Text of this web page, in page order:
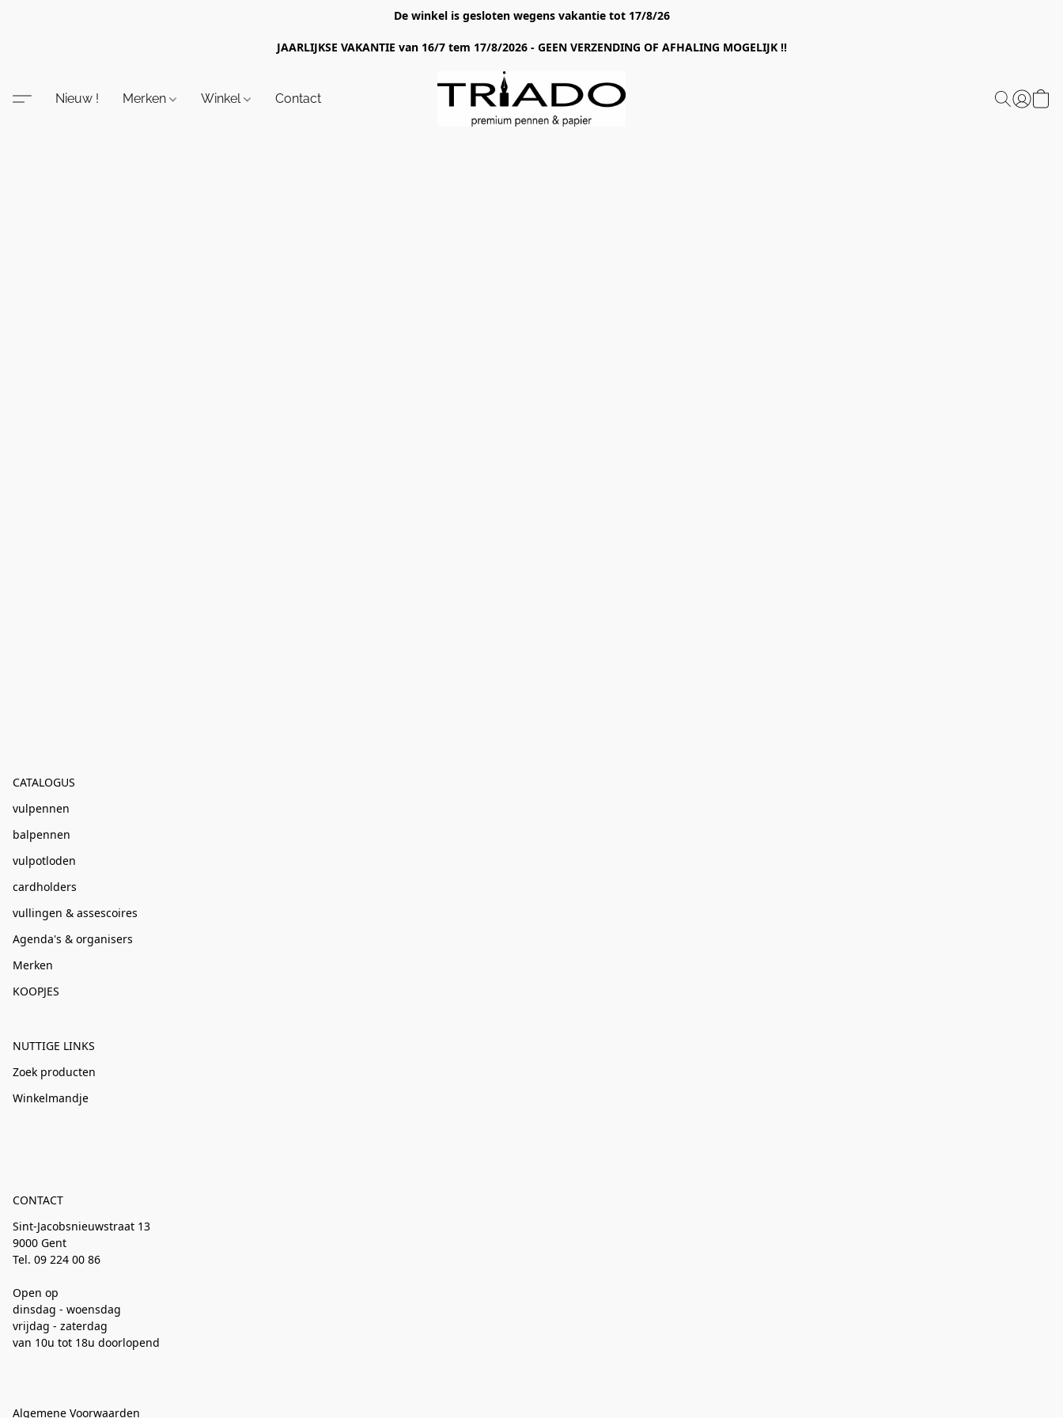
De winkel is gesloten wegens vakantie tot 17/8/26
JAARLIJKSE VAKANTIE van 16/7 tem 17/8/2026 - GEEN VERZENDING OF AFHALING MOGELIJK !!
Nieuw ! Merken Winkel Contact
CATALOGUS
vulpennen
balpennen
vulpotloden
cardholders
vullingen & assescoires
Agenda's & organisers
Merken
KOOPJES
NUTTIGE LINKS
Zoek producten
Winkelmandje
CONTACT
Sint-Jacobsnieuwstraat 13
9000 Gent
Tel. 09 224 00 86
Open op
dinsdag - woensdag
vrijdag - zaterdag
van 10u tot 18u doorlopend
Algemene Voorwaarden